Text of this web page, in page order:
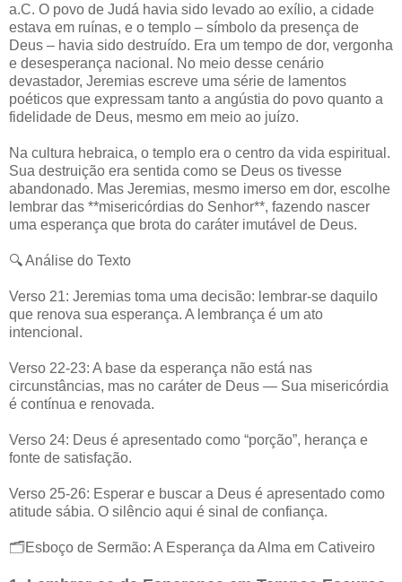
a.C. O povo de Judá havia sido levado ao exílio, a cidade
estava em ruínas, e o templo – símbolo da presença de
Deus – havia sido destruído. Era um tempo de dor, vergonha
e desesperança nacional. No meio desse cenário
devastador, Jeremias escreve uma série de lamentos
poéticos que expressam tanto a angústia do povo quanto a
fidelidade de Deus, mesmo em meio ao juízo.
Na cultura hebraica, o templo era o centro da vida espiritual.
Sua destruição era sentida como se Deus os tivesse
abandonado. Mas Jeremias, mesmo imerso em dor, escolhe
lembrar das **misericórdias do Senhor**, fazendo nascer
uma esperança que brota do caráter imutável de Deus.
🔍 Análise do Texto
Verso 21: Jeremias toma uma decisão: lembrar-se daquilo
que renova sua esperança. A lembrança é um ato
intencional.
Verso 22-23: A base da esperança não está nas
circunstâncias, mas no caráter de Deus — Sua misericórdia
é contínua e renovada.
Verso 24: Deus é apresentado como “porção”, herança e
fonte de satisfação.
Verso 25-26: Esperar e buscar a Deus é apresentado como
atitude sábia. O silêncio aqui é sinal de confiança.
🗂️Esboço de Sermão: A Esperança da Alma em Cativeiro